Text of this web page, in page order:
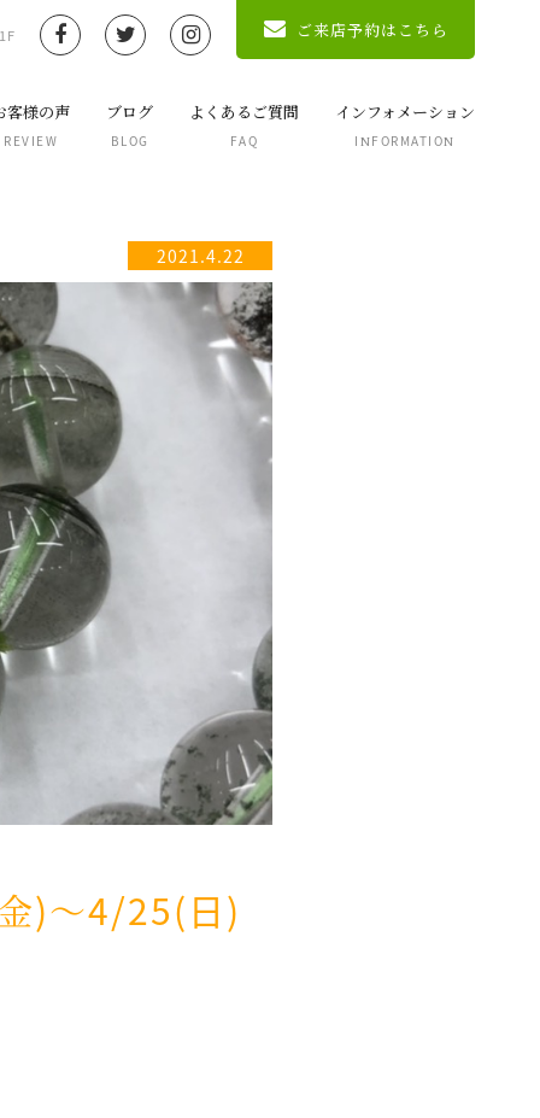
ご来店予約はこちら
客様の声
REVIEW
ブログ
BLOG
よくあるご質問
FAQ
インフォメーション
INFORMATION
2021.4.22
)〜4/25(日)